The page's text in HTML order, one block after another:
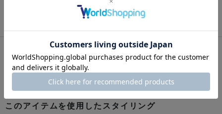
このアイテムをシェアする
このアイテムを使用したスタイリング